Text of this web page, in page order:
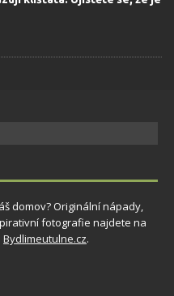
domov? Originální nápady,
fotografie najdete na
Bydlimeutulne.cz.